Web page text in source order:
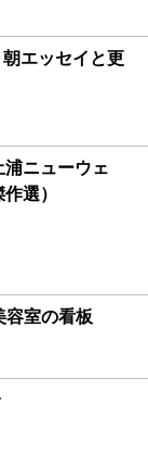
エッセイと更
ニューウェ
選）
容室の看板